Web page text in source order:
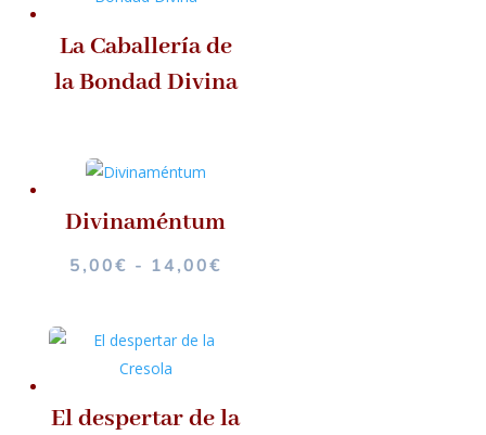
La Caballería de
la Bondad Divina
Divinaméntum
5,00€ - 14,00€
HASTA
El despertar de la